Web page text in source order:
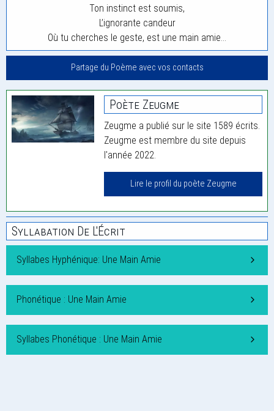
Ton instinct est soumis,
L’ignorante candeur
Où tu cherches le geste, est une main amie…
Partage du Poème avec vos contacts
Poète Zeugme
Zeugme a publié sur le site 1589 écrits.
Zeugme est membre du site depuis
l'année 2022.
Lire le profil du poète Zeugme
Syllabation De L'Écrit
Syllabes Hyphénique: Une Main Amie
Phonétique : Une Main Amie
Syllabes Phonétique : Une Main Amie